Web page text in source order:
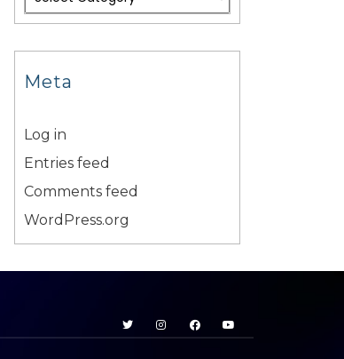
Meta
Log in
Entries feed
Comments feed
WordPress.org